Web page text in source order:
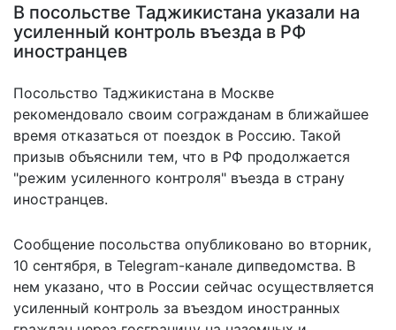
В посольстве Таджикистана указали на
усиленный контроль въезда в РФ
иностранцев
Посольство Таджикистана в Москве
рекомендовало своим согражданам в ближайшее
время отказаться от поездок в Россию. Такой
призыв объяснили тем, что в РФ продолжается
"режим усиленного контроля" въезда в страну
иностранцев.
Сообщение посольства опубликовано во вторник,
10 сентября, в Telegram-канале дипведомства. В
нем указано, что в России сейчас осуществляется
усиленный контроль за въездом иностранных